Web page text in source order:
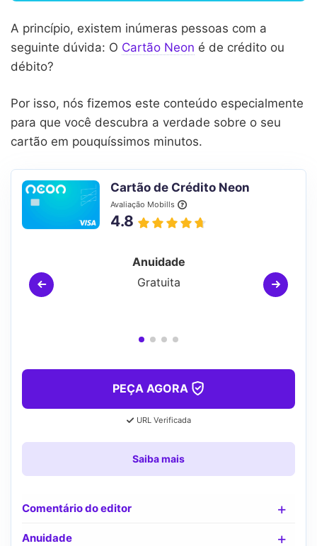
A princípio, existem inúmeras pessoas com a
seguinte dúvida: O Cartão Neon é de crédito ou
débito?
Por isso, nós fizemos este conteúdo especialmente
para que você descubra a verdade sobre o seu
cartão em pouquíssimos minutos.
Cartão de Crédito Neon
Avaliação Mobills
4.8
Anuidade
Gratuita
PEÇA AGORA
URL Verificada
Saiba mais
Comentário do editor
Anuidade